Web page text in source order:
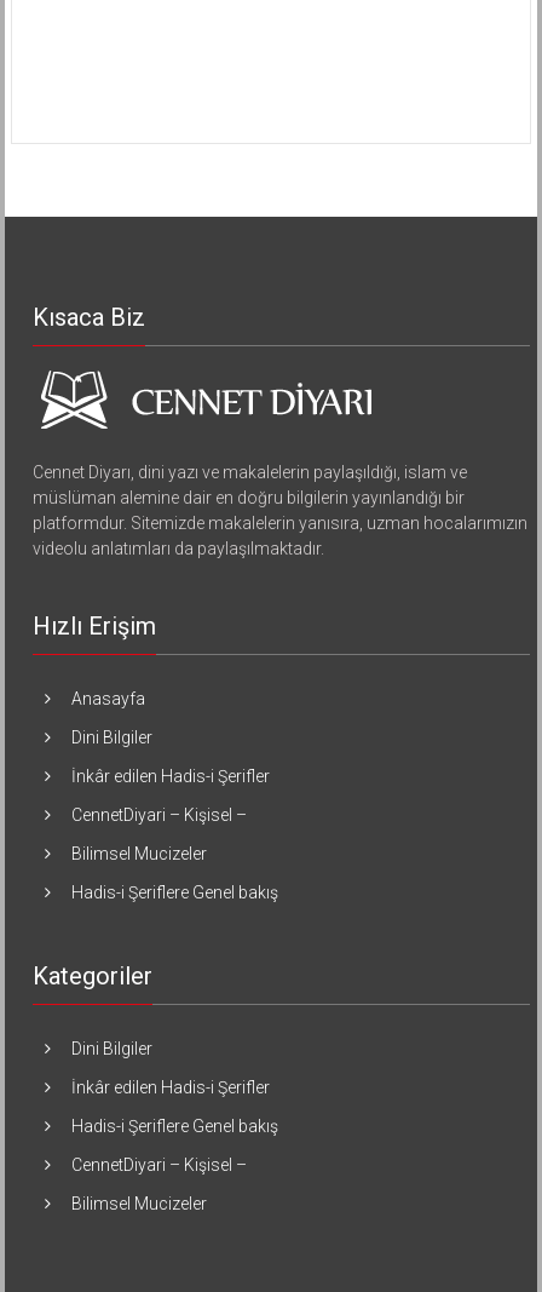
Kısaca Biz
Cennet Diyarı, dini yazı ve makalelerin paylaşıldığı, islam ve
müslüman alemine dair en doğru bilgilerin yayınlandığı bir
platformdur. Sitemizde makalelerin yanısıra, uzman hocalarımızın
videolu anlatımları da paylaşılmaktadır.
Hızlı Erişim
Anasayfa
Dini Bilgiler
İnkâr edilen Hadis-i Şerifler
CennetDiyari – Kişisel –
Bilimsel Mucizeler
Hadis-i Şeriflere Genel bakış
Kategoriler
Dini Bilgiler
İnkâr edilen Hadis-i Şerifler
Hadis-i Şeriflere Genel bakış
CennetDiyari – Kişisel –
Bilimsel Mucizeler